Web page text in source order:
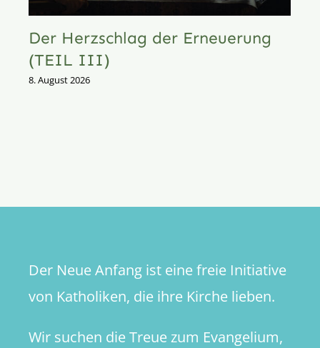
Der Herzschlag der Erneuerung
(TEIL III)
8. August 2026
Der Neue Anfang ist eine freie Initiative
von Katholiken, die ihre Kirche lieben.
Wir suchen die Treue zum Evangelium,